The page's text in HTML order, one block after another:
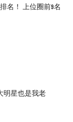
名！ 上位圈前9名
明星也是我老